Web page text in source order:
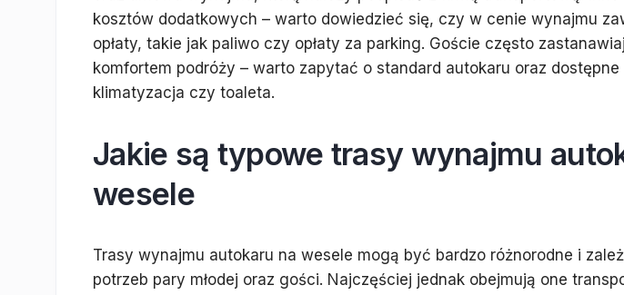
kosztów dodatkowych – warto dowiedzieć się, czy w cenie wynajmu
opłaty, takie jak paliwo czy opłaty za parking. Goście często
komfortem podróży – warto zapytać o standard autokaru oraz
klimatyzacja czy toaleta.
Jakie są typowe trasy wynajmu
wesele
Trasy wynajmu autokaru na wesele mogą być bardzo różnorodne i
potrzeb pary młodej oraz gości. Najczęściej jednak obejmują one